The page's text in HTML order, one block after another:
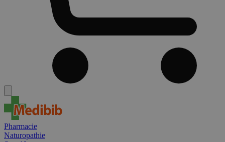
Pharmacie
Naturopathie